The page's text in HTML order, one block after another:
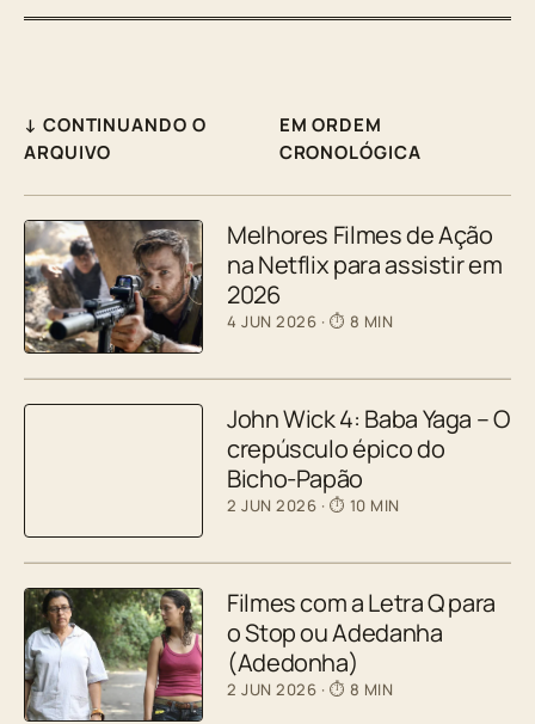
↓ CONTINUANDO O
ARQUIVO
EM ORDEM
CRONOLÓGICA
Melhores Filmes de Ação
na Netflix para assistir em
2026
4 JUN 2026 · ⏱ 8 MIN
John Wick 4: Baba Yaga – O
crepúsculo épico do
Bicho-Papão
2 JUN 2026 · ⏱ 10 MIN
Filmes com a Letra Q para
o Stop ou Adedanha
(Adedonha)
2 JUN 2026 · ⏱ 8 MIN